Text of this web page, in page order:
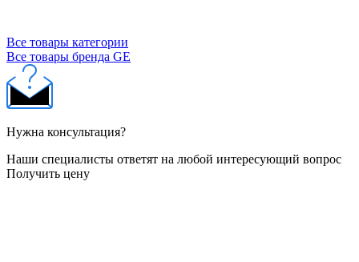
Все товары категории
Все товары бренда GE
Нужна консультация?
Наши специалисты ответят на любой интересующий вопрос
Получить цену